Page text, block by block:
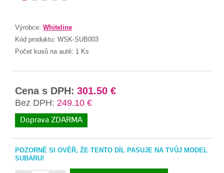
Výrobce:Whiteline
Kód produktu:WSK-SUB003
Počet kusů na autě: 1 Ks
Cena s DPH: 301.50 €
Bez DPH: 249.10 €
Doprava ZDARMA
POZORNĚ SI OVĚŘ, ŽE TENTO DÍL PASUJE NA TVŮJ MODEL
SUBARU!